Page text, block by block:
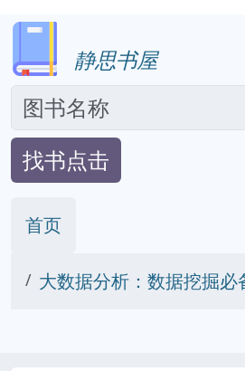
静思书屋
找书点击
首页
大数据分析：数据挖掘